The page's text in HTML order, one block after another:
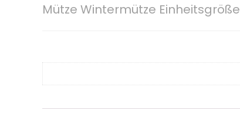
Mütze Wintermütze Einheitsgröße